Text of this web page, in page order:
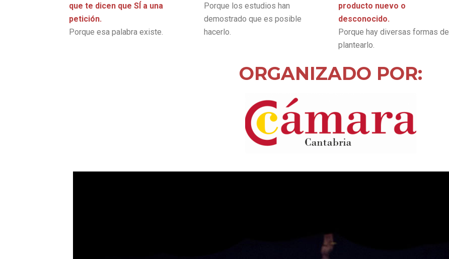
que te dicen que SÍ a una
petición.
Porque esa palabra existe.
Porque los estudios han
demostrado que es posible
hacerlo.
producto nuevo o
desconocido.
Porque hay diversas formas de
plantearlo.
ORGANIZADO POR: